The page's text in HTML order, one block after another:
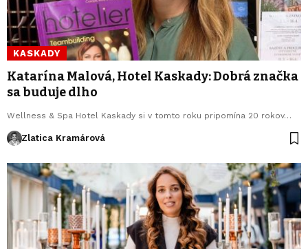
KASKADY
Katarína Malová, Hotel Kaskady: Dobrá značka
sa buduje dlho
Wellness & Spa Hotel Kaskady si v tomto roku pripomína 20 rokov…
Zlatica Kramárová